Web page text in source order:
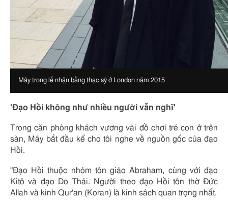
Image
caption
Mây trong lễ nhận bằng thạc sỹ ở London năm 2015
'Đạo Hồi không như nhiều người vẫn nghĩ'
Trong căn phòng khách vương vãi đồ chơi trẻ con ở trên
sàn, Mây bắt đầu kể cho tôi nghe về nguồn gốc của đạo
Hồi.
"Đạo Hồi thuộc nhóm tôn giáo Abraham, cùng với đạo
Kitô và đạo Do Thái. Người theo đạo Hồi tôn thờ Đức
Allah và kinh Qur'an (Koran) là kinh sách quan trọng nhất.